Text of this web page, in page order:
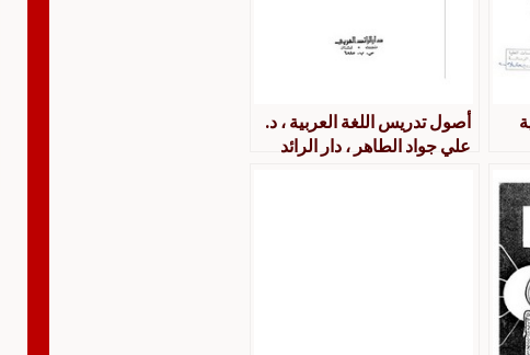
أصول تدريس اللغة العربية ، د.
علي جواد الطاهر ، دار الرائد